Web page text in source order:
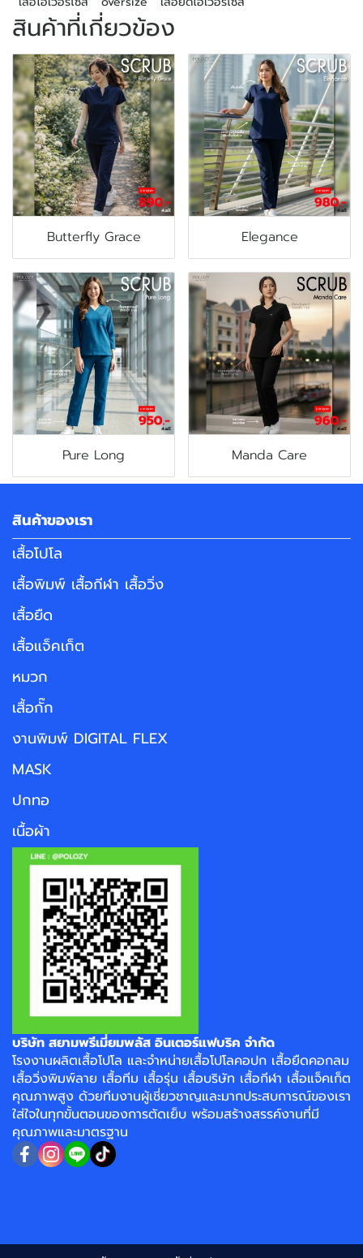
สินค้าที่เกี่ยวข้อง
Butterfly Grace Elegance
Pure Long Manda Care
สินค้าของเรา
เสื้อโปโล
เสื้อพิมพ์ เสื้อกีฬา เสื้อวิ่ง
เสื้อยืด
เสื้อแจ็คเก็ต
หมวก
เสื้อกั๊ก
งานพิมพ์ DIGITAL FLEX
MASK
ปกทอ
เนื้อผ้า
บริษัท สยามพรีเมี่ยมพลัส อินเตอร์แฟบริค จำกัด
โรงงานผลิตเสื้อโปโล และจำหน่ายเสื้อโปโลคอปก เสื้อยืดคอกลม
เสื้อวิ่งพิมพ์ลาย เสื้อทีม เสื้อรุ่น เสื้อบริษัท เสื้อกีฬา เสื้อแจ็คเก็ต
คุณภาพสูง ด้วยทีมงานผู้เชี่ยวชาญและมากประสบการณ์ของเรา
ใส่ใจในทุกขั้นตอนของการตัดเย็บ พร้อมสร้างสรรค์งานที่มี
คุณภาพและมาตรฐาน